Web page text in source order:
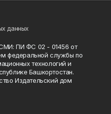
данных
ПИ ФС 02 - 01456 от
федеральной службы по
технологий и
Башкортостан.
Издательский дом